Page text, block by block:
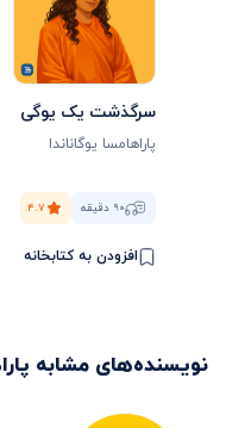
سرگذشت یک یوگی
پاراهامسا یوگاناندا
۹۰ دقیقه ۴.۷
افزودن به کتابخانه
نویسنده‌های مشابه